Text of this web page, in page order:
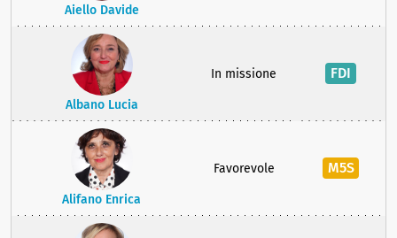
Aiello Davide
Albano Lucia
In missione FDI
Alifano Enrica
Favorevole M5S